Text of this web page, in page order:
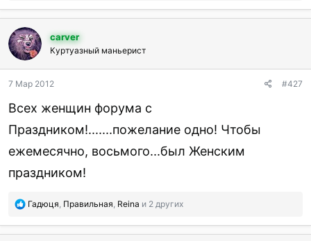
б
л
а
г
о
а
и
л
и
:
carver
Куртуазный маньерист
7 Мар 2012 #427
Всех женщин форума с
Праздником!.......пожелание одно! Чтобы
ежемесячно, восьмого...был Женским
праздником!
П
б
Гадюця, Правильная, Reina и 2 других